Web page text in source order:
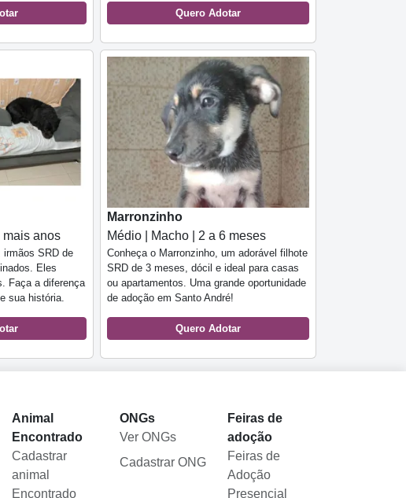
Quero Adotar
mais anos
irmãos SRD de
Eles
Faça a diferença
sua história.
Marronzinho
Médio | Macho | 2 a 6 meses
Conheça o Marronzinho, um adorável filhote
SRD de 3 meses, dócil e ideal para casas
ou apartamentos. Uma grande oportunidade
de adoção em Santo André!
Quero Adotar
Animal
Encontrado
Cadastrar
animal
Encontrado
ONGs
Ver ONGs
Cadastrar ONG
Feiras de
adoção
Feiras de
Adoção
Presencial